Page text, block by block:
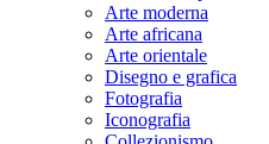
Arte moderna
Arte africana
Arte orientale
Disegno e grafica
Fotografia
Iconografia